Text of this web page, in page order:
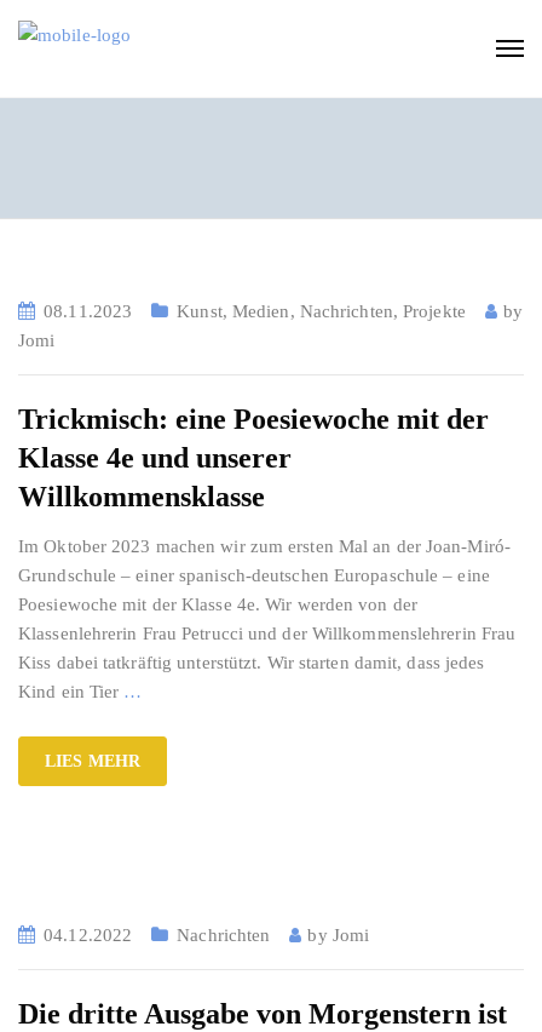
08.11.2023 Kunst, Medien, Nachrichten,Projekte
by
Jomi
Trickmisch: eine Poesiewoche mit der
Klasse 4e und unserer
Willkommensklasse
Im Oktober 2023 machen wir zum ersten Mal an der Joan-Miró-
Grundschule – einer spanisch-deutschen Europaschule – eine
Poesiewoche mit der Klasse 4e. Wir werden von der
Klassenlehrerin Frau Petrucci und der Willkommenslehrerin Frau
Kiss dabei tatkräftig unterstützt. Wir starten damit, dass jedes
Kind ein Tier …
LIES MEHR
04.12.2022 Nachrichten by Jomi
Die dritte Ausgabe von Morgenstern ist